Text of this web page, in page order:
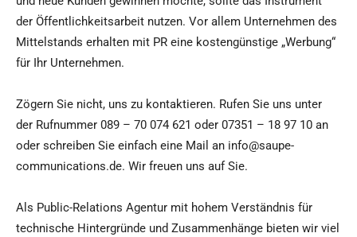
der Öffentlichkeitsarbeit nutzen. Vor allem Unternehmen des
Mittelstands erhalten mit PR eine kostengünstige „Werbung“
für Ihr Unternehmen.
Zögern Sie nicht, uns zu kontaktieren. Rufen Sie uns unter
der Rufnummer 089 – 70 074 621 oder 07351 – 18 97 10 an
oder schreiben Sie einfach eine Mail an info@saupe-
communications.de. Wir freuen uns auf Sie.
Als Public-Relations Agentur mit hohem Verständnis für
technische Hintergründe und Zusammenhänge bieten wir viel